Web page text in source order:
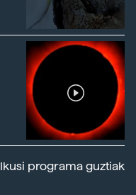
Ikusi programa guztiak